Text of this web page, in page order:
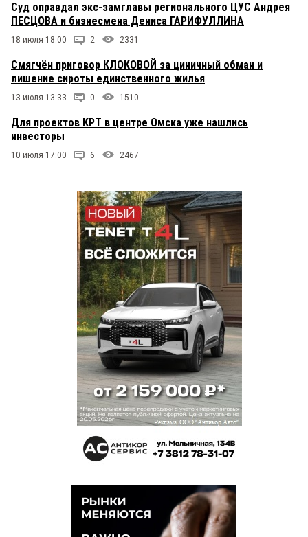
Суд оправдал экс-замглавы регионального ЦУС Андрея
ПЕСЦОВА и бизнесмена Дениса ГАРИФУЛЛИНА
18 июля 18:00 2 2331
Смягчён приговор КЛОКОВОЙ за циничный обман и
лишение сироты единственного жилья
13 июля 13:33 0 1510
Для проектов КРТ в центре Омска уже нашлись
инвесторы
10 июля 17:00 6 2467